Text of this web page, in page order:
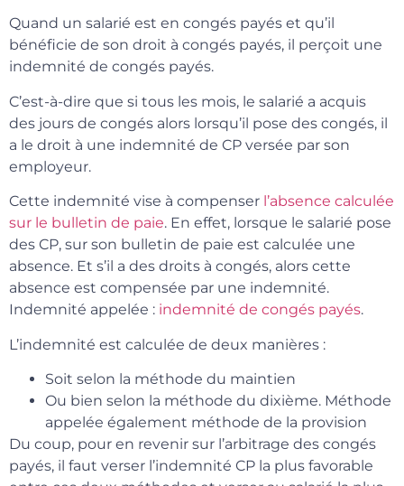
Quand un salarié est en congés payés et qu’il
bénéficie de son droit à congés payés, il perçoit une
indemnité de congés payés.
C’est-à-dire que si tous les mois, le salarié a acquis
des jours de congés alors lorsqu’il pose des congés, il
a le droit à une indemnité de CP versée par son
employeur.
Cette indemnité vise à compenser l’absence calculée
sur le bulletin de paie. En effet, lorsque le salarié pose
des CP, sur son bulletin de paie est calculée une
absence. Et s’il a des droits à congés, alors cette
absence est compensée par une indemnité.
Indemnité appelée : indemnité de congés payés.
L’indemnité est calculée de deux manières :
Soit selon la méthode du maintien
Ou bien selon la méthode du dixième. Méthode
appelée également méthode de la provision
Du coup, pour en revenir sur l’arbitrage des congés
payés, il faut verser l’indemnité CP la plus favorable